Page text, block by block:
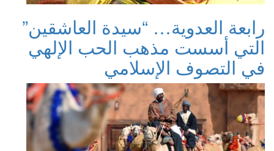
رابعة العدوية… “سيدة العاشقين”
التي أسست مذهب الحب الإلهي
في التصوف الإسلامي